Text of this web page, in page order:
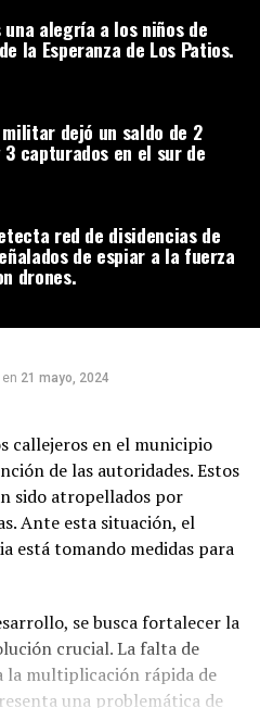
una alegría a los niños de
la Esperanza de Los Patios.
dejó un saldo de 2
capturados en el sur de
red de disidencias de
de espiar a la fuerza
drones.
en 21 mayo, 2024
callejeros en el municipio
de las autoridades. Estos
sido atropellados por
Ante esta situación, el
está tomando medidas para
se busca fortalecer la
crucial. La falta de
multiplicación rápida de
una problemática de